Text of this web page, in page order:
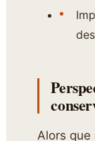
Alors que